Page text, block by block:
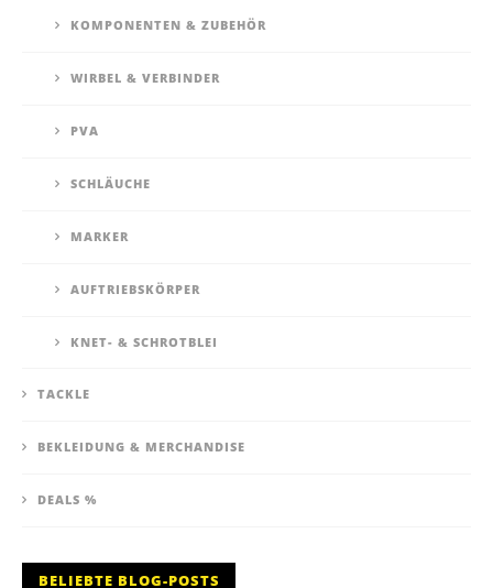
KOMPONENTEN & ZUBEHÖR
WIRBEL & VERBINDER
PVA
SCHLÄUCHE
MARKER
AUFTRIEBSKÖRPER
KNET- & SCHROTBLEI
TACKLE
BEKLEIDUNG & MERCHANDISE
DEALS %
BELIEBTE BLOG-POSTS